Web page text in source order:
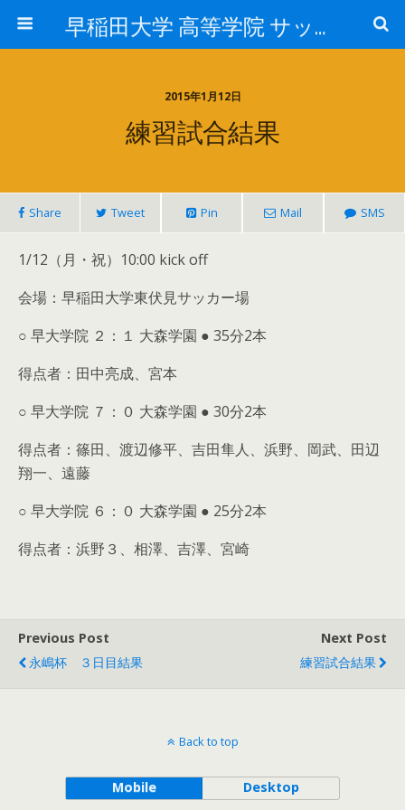
早稲田大学 高等学院 サッカー部
2015年1月12日
練習試合結果
Share Tweet Pin Mail SMS
1/12（月・祝）10:00 kick off
会場：早稲田大学東伏見サッカー場
○ 早大学院 ２：１ 大森学園 ● 35分2本
得点者：田中亮成、宮本
○ 早大学院 ７：０ 大森学園 ● 30分2本
得点者：篠田、渡辺修平、吉田隼人、浜野、岡武、田辺
翔一、遠藤
○ 早大学院 ６：０ 大森学園 ● 25分2本
得点者：浜野３、相澤、吉澤、宮崎
Previous Post
永嶋杯 ３日目結果
Next Post
練習試合結果
Back to top
Mobile Desktop